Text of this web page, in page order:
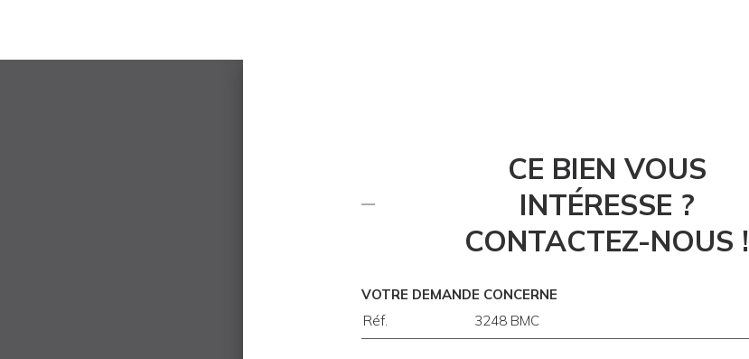
CE BIEN VOUS
INTÉRESSE ?
CONTACTEZ-NOUS !
VOTRE DEMANDE CONCERNE